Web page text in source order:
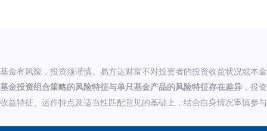
基金有风险，投资须谨慎。易方达财富不对投资者的投资收益状况或本
基金投资组合策略的风险特征与单只基金产品的风险特征存在差异 ，投
收益特征、运作特点及适当性匹配意见的基础上，结合自身情况审慎参